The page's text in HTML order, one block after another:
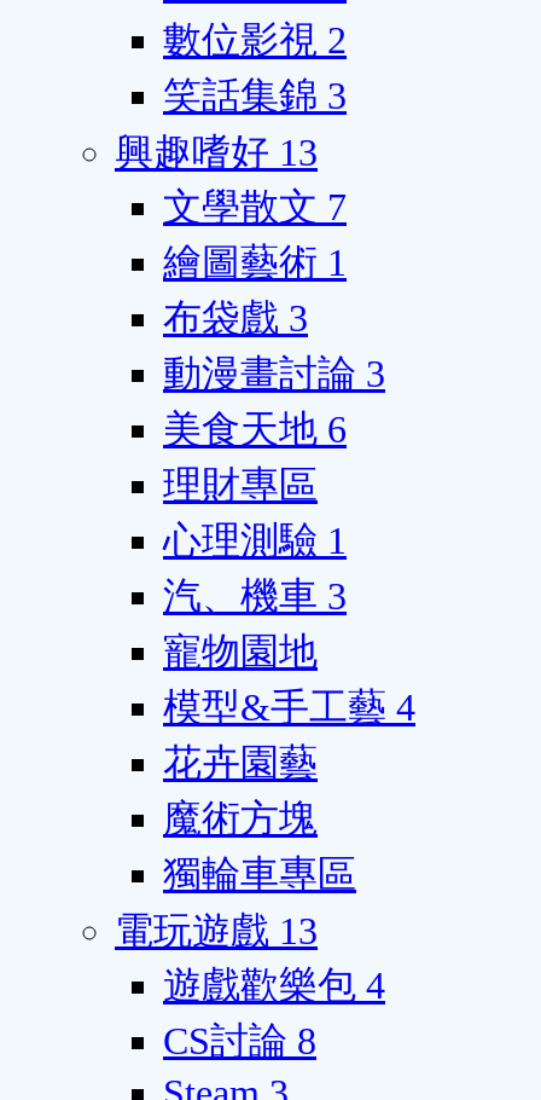
數位影視 2
笑話集錦 3
興趣嗜好 13
文學散文 7
繪圖藝術 1
布袋戲 3
動漫畫討論 3
美食天地 6
理財專區
心理測驗 1
汽、機車 3
寵物園地
模型&手工藝 4
花卉園藝
魔術方塊
獨輪車專區
電玩遊戲 13
遊戲歡樂包 4
CS討論 8